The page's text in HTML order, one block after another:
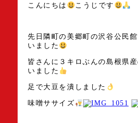
こんにちは こうじです
先日隣町の美郷町の沢谷公民
いました
皆さんに３キロぶんの島根県
いました
足で大豆を潰しました
味噌ササイズ